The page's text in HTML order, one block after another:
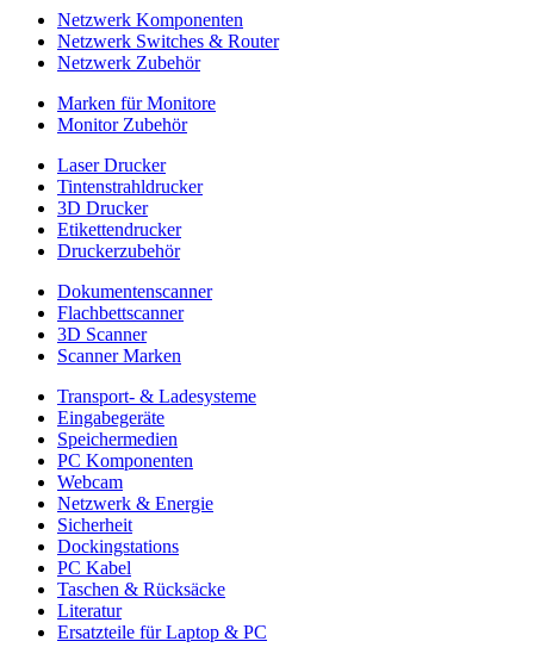
Netzwerk Komponenten
Netzwerk Switches & Router
Netzwerk Zubehör
Marken für Monitore
Monitor Zubehör
Laser Drucker
Tintenstrahldrucker
3D Drucker
Etikettendrucker
Druckerzubehör
Dokumentenscanner
Flachbettscanner
3D Scanner
Scanner Marken
Transport- & Ladesysteme
Eingabegeräte
Speichermedien
PC Komponenten
Webcam
Netzwerk & Energie
Sicherheit
Dockingstations
PC Kabel
Taschen & Rücksäcke
Literatur
Ersatzteile für Laptop & PC